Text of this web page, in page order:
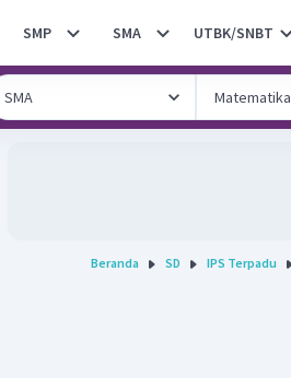
SMP SMA UTBK/SNBT
Beranda SD IPS Terpadu